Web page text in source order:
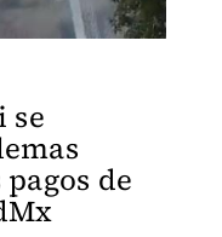
se
de